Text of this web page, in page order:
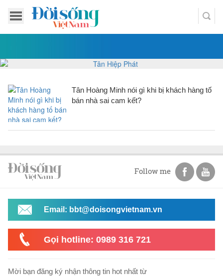
Tân Hoàng Minh nói gì khi bị khách hàng tố
bán nhà sai cam kết?
Follow me
Email: bbt@doisongvietnam.vn
Gọi hotline: 0989 316 721
Mời bạn đăng ký nhận thông tin hot nhất từ